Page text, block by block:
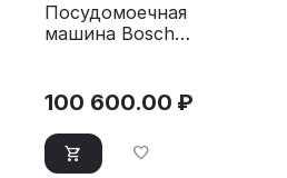
Посудомоечная
машина Bosch
100 600.00 ₽